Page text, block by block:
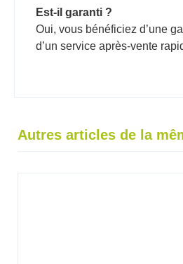
Est-il garanti ?
Oui, vous bénéficiez d’une
d’un service après-vente
Autres articles de la